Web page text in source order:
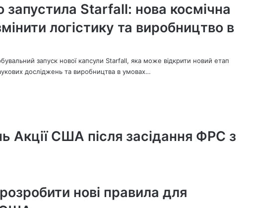
запустила Starfall: нова космічна
логістику та виробництво в
запуск нової капсули Starfall, яка може відкрити новий етап
досліджень та виробництва в умовах…
Акції США після засідання ФРС з
нові правила для